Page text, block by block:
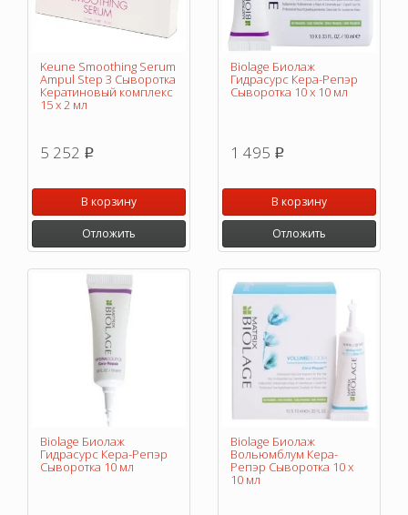
Keune Smoothing Serum
Ampul Step 3 Сыворотка
Кератиновый комплекс
15 х 2 мл
5 252 p
В корзину
Отложить
Biolage Биолаж
Гидрасурс Кера-Репэр
Сыворотка 10 х 10 мл
1 495 p
В корзину
Отложить
Biolage Биолаж
Гидрасурс Кера-Репэр
Сыворотка 10 мл
Biolage Биолаж
Вольюмблум Кера-
Репэр Сыворотка 10 х
10 мл